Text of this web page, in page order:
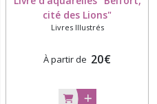
cité des Lions"
Livres Illustrés
À partir de 20€